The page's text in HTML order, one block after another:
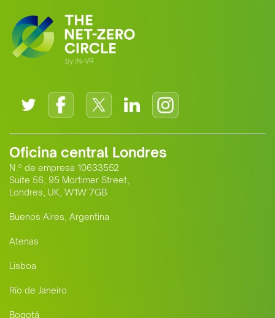
Oficina central Londres
N.º de empresa 10633552
Suite 56, 95 Mortimer Street,
Londres, UK, W1W 7GB
Buenos Aires, Argentina
Atenas
Lisboa
Río de Janeiro
Bogotá